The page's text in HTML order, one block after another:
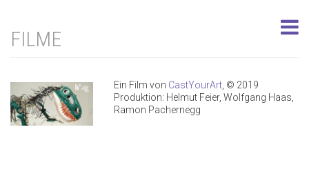
FILME
Ein Film von CastYourArt , © 2019
Produktion: Helmut Feier, Wolfgang Haas,
Ramon Pachernegg